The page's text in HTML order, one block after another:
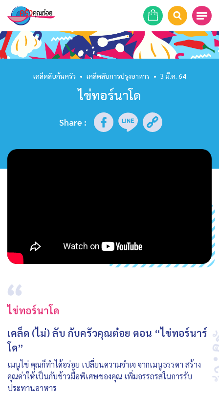
หน้าแรก
สูตรอาหาร
รายการย้อนหลัง
เคล็ดลับก้นครัว • เคล็ดลับการปรุงอาหาร • 3 มี.ค. 64
ไข่ทอร์นาโด
Share :
ไข่ทอร์นาโด
เคล็ด (ไม่) ลับ กับครัวคุณต๋อย ตอน “ไข่ทอร์นาร์
โด”
เมนูไข่ คุณก็ทำได้อร่อย เปลี่ยนความจำเจ จากเมนูธรรดา สร้าง
คุณค่าให้เป็นกับข้าวมื้อพิเศษของคุณ เพิ่มอรรถรสในการรับ
ประทานอาหาร